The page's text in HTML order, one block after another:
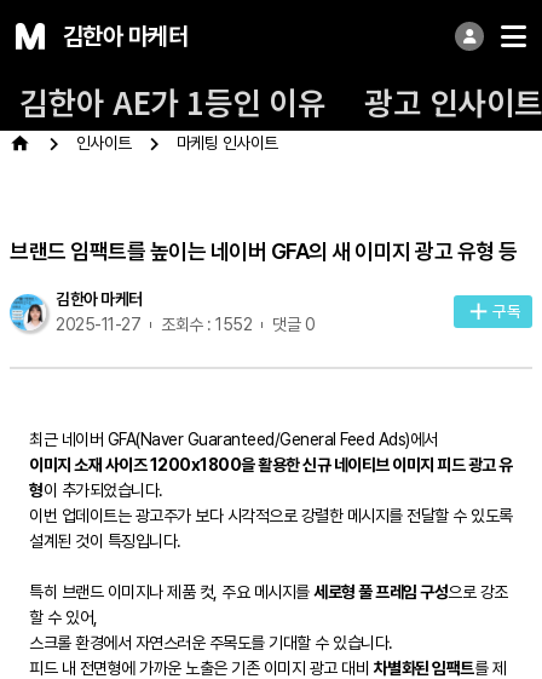
김한아 마케터
김한아 AE가 1등인 이유 광고 인사이트
인사이트 마케팅 인사이트
브랜드 임팩트를 높이는 네이버 GFA의 새 이미지 광고 유형 등
김한아 마케터
2025-11-27
조회수 : 1552 댓글 0
구독
최근 네이버 GFA(Naver Guaranteed/General Feed Ads)에서
이미지 소재 사이즈 1200x1800을 활용한 신규 네이티브 이미지 피드 광고 유
형이 추가되었습니다.
이번 업데이트는 광고주가 보다 시각적으로 강렬한 메시지를 전달할 수 있도록
설계된 것이 특징입니다.
특히 브랜드 이미지나 제품 컷, 주요 메시지를세로형 풀 프레임 구성으로 강조
할 수 있어,
스크롤 환경에서 자연스러운 주목도를 기대할 수 있습니다.
피드 내 전면형에 가까운 노출은 기존 이미지 광고 대비 차별화된 임팩트를 제